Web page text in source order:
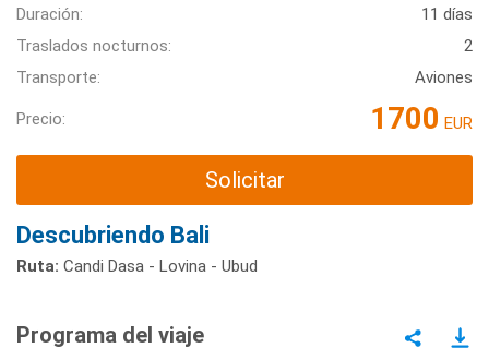
Duración:
11 días
Traslados nocturnos:
2
Transporte:
Aviones
Precio: 1700 EUR
Solicitar
Descubriendo Bali
Ruta: Candi Dasa - Lovina - Ubud
Programa del viaje